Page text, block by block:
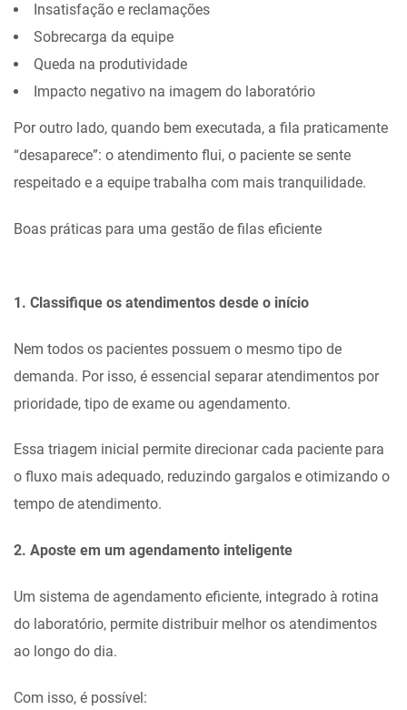
Insatisfação e reclamações
Sobrecarga da equipe
Queda na produtividade
Impacto negativo na imagem do laboratório
Por outro lado, quando bem executada, a fila praticamente
“desaparece”: o atendimento flui, o paciente se sente
respeitado e a equipe trabalha com mais tranquilidade.
Boas práticas para uma gestão de filas eficiente
1. Classifique os atendimentos desde o início
Nem todos os pacientes possuem o mesmo tipo de
demanda. Por isso, é essencial separar atendimentos por
prioridade, tipo de exame ou agendamento.
Essa triagem inicial permite direcionar cada paciente para
o fluxo mais adequado, reduzindo gargalos e otimizando o
tempo de atendimento.
2. Aposte em um agendamento inteligente
Um sistema de agendamento eficiente, integrado à rotina
do laboratório, permite distribuir melhor os atendimentos
ao longo do dia.
Com isso, é possível: